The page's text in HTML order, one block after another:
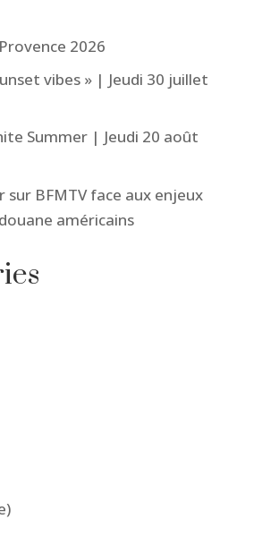
2026
vibes » | Jeudi 30 juillet
Summer | Jeudi 20 août
sur BFMTV face aux enjeux
américains